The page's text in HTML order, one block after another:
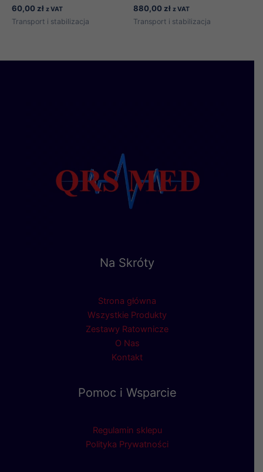
60,00 zł z VAT
Transport i stabilizacja
880,00 zł z VAT
Transport i stabilizacja
Na Skróty
Strona główna
Wszystkie Produkty
Zestawy Ratownicze
O Nas
Kontakt
Pomoc i Wsparcie
Regulamin sklepu
Polityka Prywatności